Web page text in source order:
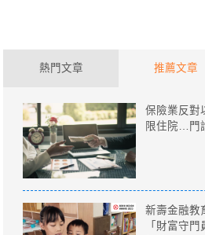
熱門文章 推薦文章
保險業反對
限住院…門
新壽金融教
「財富守